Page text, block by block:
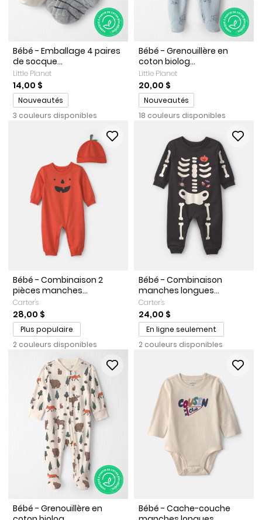
Bébé - Emballage 4 paires
de socque...
Little Planet
14,00 $
Promotions
Nouveautés
3 couleurs disponibles
Bébé - Grenouillère en
coton biolog...
Little Planet
20,00 $
Promotions
Nouveautés
18 couleurs disponibles
Bébé - Combinaison 2
pièces manches...
Carter's
28,00 $
Plus populaire
2 couleurs disponibles
Bébé - Combinaison
manches longues...
Carter's
24,00 $
En ligne seulement
2 couleurs disponibles
Bébé - Grenouillère en
Bébé - Cache-couche